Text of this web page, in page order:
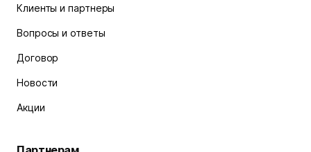
Клиенты и партнеры
Вопросы и ответы
Договор
Новости
Акции